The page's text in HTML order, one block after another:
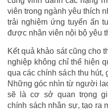
viên trong ngành yêu thích
trải nghiệm ứng tuyển ấn
được nhân viên nội bộ yêu
Kết quả khảo sát cũng cho
nghiệp không chỉ thể hiện
qua các chính sách thu hút,
Những góc nhìn từ người
sẽ là cơ sở quan trọng
chính sách nhân sự, tạo ra